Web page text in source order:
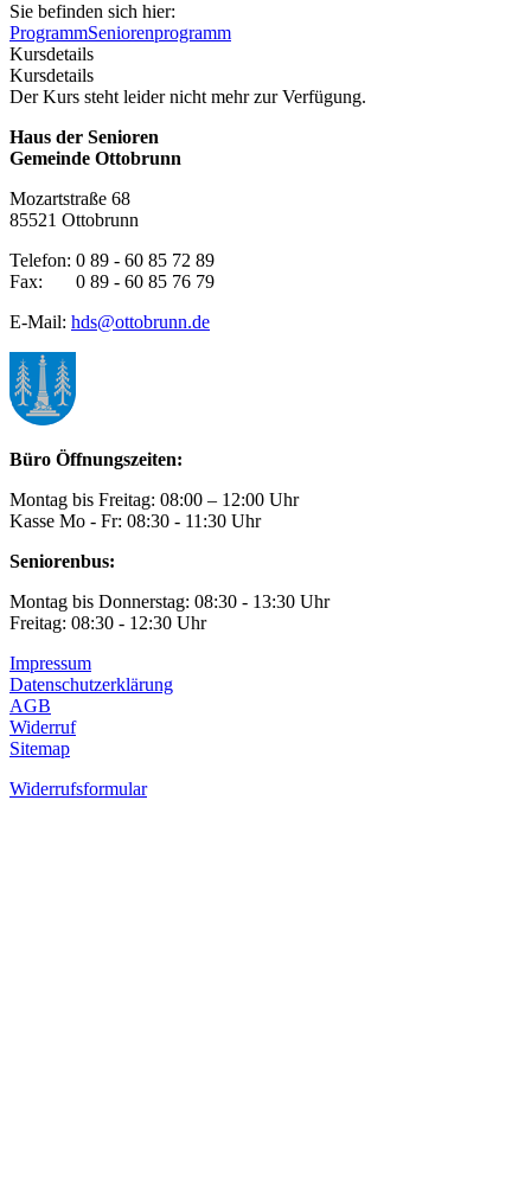
Sie befinden sich hier:
ProgrammSeniorenprogramm
Kursdetails
Kursdetails
Der Kurs steht leider nicht mehr zur Verfügung.
Haus der Senioren
Gemeinde Ottobrunn
Mozartstraße 68
85521 Ottobrunn
Telefon: 0 89 - 60 85 72 89
Fax: 0 89 - 60 85 76 79
E-Mail: hds@ottobrunn.de
Büro Öffnungszeiten:
Montag bis Freitag: 08:00 – 12:00 Uhr
Kasse Mo - Fr: 08:30 - 11:30 Uhr
Seniorenbus:
Montag bis Donnerstag: 08:30 - 13:30 Uhr
Freitag: 08:30 - 12:30 Uhr
Impressum
Datenschutzerklärung
AGB
Widerruf
Sitemap
Widerrufsformular